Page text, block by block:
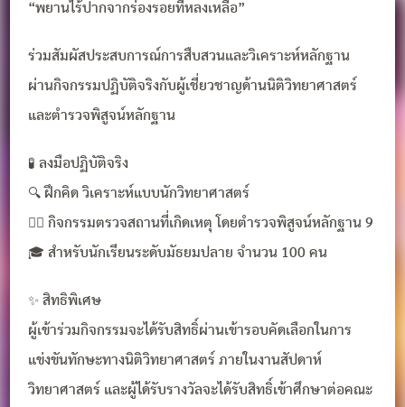
“พยานไร้ปากจากร่องรอยที่หลงเหลือ”
ร่วมสัมผัสประสบการณ์การสืบสวนและวิเคราะห์หลักฐาน
ผ่านกิจกรรมปฏิบัติจริงกับผู้เชี่ยวชาญด้านนิติวิทยาศาสตร์
และตำรวจพิสูจน์หลักฐาน
🧪 ลงมือปฏิบัติจริง
🔍 ฝึกคิด วิเคราะห์แบบนักวิทยาศาสตร์
👮‍♂️ กิจกรรมตรวจสถานที่เกิดเหตุ โดยตำรวจพิสูจน์หลักฐาน 9
🎓 สำหรับนักเรียนระดับมัธยมปลาย จำนวน 100 คน
✨ สิทธิพิเศษ
ผู้เข้าร่วมกิจกรรมจะได้รับสิทธิ์ผ่านเข้ารอบคัดเลือกในการ
แข่งขันทักษะทางนิติวิทยาศาสตร์ ภายในงานสัปดาห์
วิทยาศาสตร์ และผู้ได้รับรางวัลจะได้รับสิทธิ์เข้าศึกษาต่อคณะ